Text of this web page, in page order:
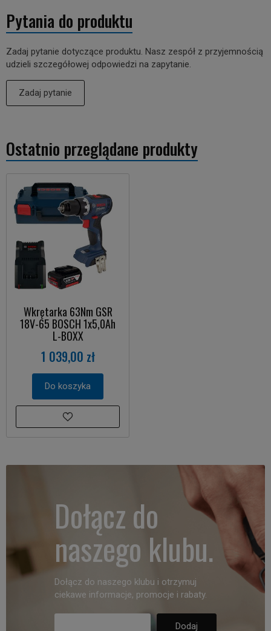
Pytania do produktu
Zadaj pytanie dotyczące produktu. Nasz zespół z przyjemnością
udzieli szczegółowej odpowiedzi na zapytanie.
Zadaj pytanie
Ostatnio przeglądane produkty
Wkrętarka 63Nm GSR
18V-65 BOSCH 1x5,0Ah
L-BOXX
1 039,00 zł
Do koszyka
Dołącz do
naszego klubu.
Dołącz do naszego klubu i otrzymuj
ciekawe informacje, promocje i rabaty.